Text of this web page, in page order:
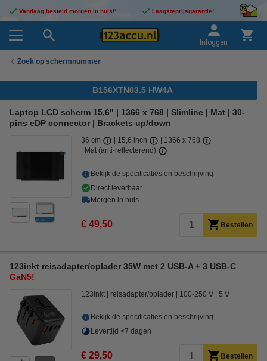
Vandaag besteld morgen in huis!* Laagsteprijsgarantie!
Inloggen
Zoek op schermnummer
B156XTN03.5 HW4A
Laptop LCD scherm 15,6" | 1366 x 768 | Slimline | Mat | 30-
pins eDP connector | Brackets up/down
36 cm 15,6 inch
1366 x 768
Mat (anti-reflecterend)
Bekijk de specificaties en beschrijving
Direct leverbaar
Morgen in huis
€ 49,50 Bestellen
123inkt reisadapter/oplader 35W met 2 USB-A + 3 USB-C
GaN5!
123inkt reisadapter/oplader 100-250 V 5 V
Bekijk de specificaties en beschrijving
Levertijd <7 dagen
€ 29,50 Bestellen